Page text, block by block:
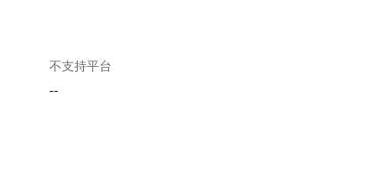
不支持平台
--